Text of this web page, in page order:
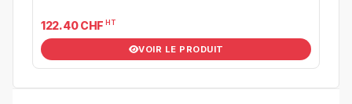
122.40 CHF HT
VOIR LE PRODUIT